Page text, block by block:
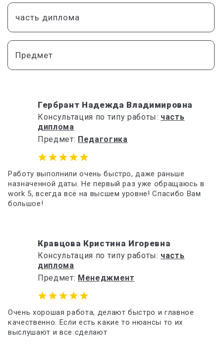
часть диплома
Предмет
Гербрант Надежда Владимировна
Консультация по типу работы: часть
диплома
Предмет: Педагогика
Работу выполнили очень быстро, даже раньше
назначенной даты. Не первый раз уже обращаюсь в
work 5, всегда всё на высшем уровне! Спасибо Вам
большое!
Кравцова Кристина Игоревна
Консультация по типу работы: часть
диплома
Предмет: Менеджмент
Очень хорошая работа, делают быстро и главное
качественно. Если есть какие то нюансы то их
выслушают и все сделают